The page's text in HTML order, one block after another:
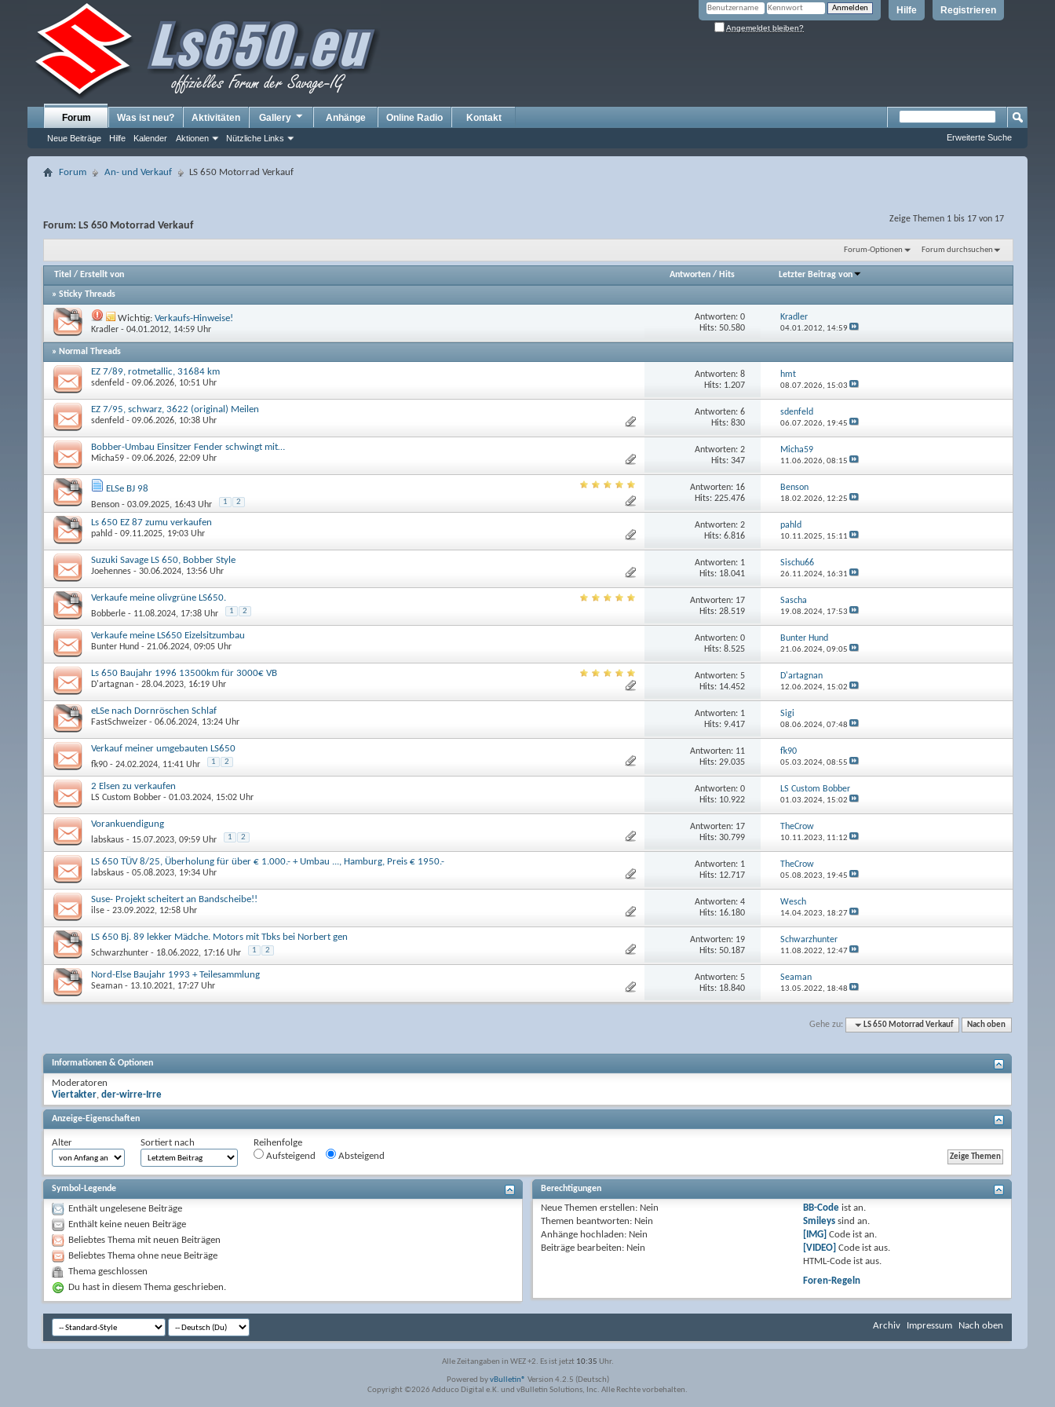
Registrieren
Hilfe
Angemeldet bleiben?
Forum
Neue Beiträge Hilfe Kalender Aktionen Nützliche Links
Was ist neu? Aktivitäten Gallery Anhänge Online Radio Kontakt
Erweiterte Suche
Forum An- und Verkauf LS 650 Motorrad Verkauf
Zeige Themen 1 bis 17 von 17
Forum: LS 650 Motorrad Verkauf
Forum-Optionen Forum durchsuchen
Titel / Erstellt von Antworten/ Hits Letzter Beitrag von
» Sticky Threads
Wichtig: Verkaufs-Hinweise!
Kradler - 04.01.2012, 14:59 Uhr
Antworten: 0
Hits: 50.580
Kradler
04.01.2012, 14:59
» Normal Threads
EZ 7/89, rotmetallic, 31684 km
sdenfeld - 09.06.2026, 10:51 Uhr
Antworten: 8
Hits: 1.207
hmt
08.07.2026, 15:03
EZ 7/95, schwarz, 3622 (original) Meilen
sdenfeld - 09.06.2026, 10:38 Uhr
Antworten: 6
Hits: 830
sdenfeld
06.07.2026, 19:45
Bobber-Umbau Einsitzer Fender schwingt mit…
Micha59 - 09.06.2026, 22:09 Uhr
Antworten: 2
Hits: 347
Micha59
11.06.2026, 08:15
ELSe BJ 98
Benson - 03.09.2025, 16:43 Uhr 1 2
Antworten: 16
Hits: 225.476
Benson
18.02.2026, 12:25
Ls 650 EZ 87 zumu verkaufen
pahld - 09.11.2025, 19:03 Uhr
Antworten: 2
Hits: 6.816
pahld
10.11.2025, 15:11
Suzuki Savage LS 650, Bobber Style
Joehennes - 30.06.2024, 13:56 Uhr
Antworten: 1
Hits: 18.041
Sischu66
26.11.2024, 16:31
Verkaufe meine olivgrüne LS650.
Bobberle - 11.08.2024, 17:38 Uhr 1 2
Antworten: 17
Hits: 28.519
Sascha
19.08.2024, 17:53
Verkaufe meine LS650 Eizelsitzumbau
Bunter Hund - 21.06.2024, 09:05 Uhr
Antworten: 0
Hits: 8.525
Bunter Hund
21.06.2024, 09:05
Ls 650 Baujahr 1996 13500km für 3000€ VB
D'artagnan - 28.04.2023, 16:19 Uhr
Antworten: 5
Hits: 14.452
D'artagnan
12.06.2024, 15:02
eLSe nach Dornröschen Schlaf
FastSchweizer - 06.06.2024, 13:24 Uhr
Antworten: 1
Hits: 9.417
Sigi
08.06.2024, 07:48
Verkauf meiner umgebauten LS650
fk90 - 24.02.2024, 11:41 Uhr 1 2
Antworten: 11
Hits: 29.035
fk90
05.03.2024, 08:55
2 Elsen zu verkaufen
LS Custom Bobber - 01.03.2024, 15:02 Uhr
Antworten: 0
Hits: 10.922
LS Custom Bobber
01.03.2024, 15:02
Vorankuendigung
labskaus - 15.07.2023, 09:59 Uhr 1 2
Antworten: 17
Hits: 30.799
TheCrow
10.11.2023, 11:12
LS 650 TÜV 8/25, Überholung für über € 1.000.- + Umbau ..., Hamburg, Preis € 1950.-
labskaus - 05.08.2023, 19:34 Uhr
Antworten: 1
Hits: 12.717
TheCrow
05.08.2023, 19:45
Suse- Projekt scheitert an Bandscheibe!!
ilse - 23.09.2022, 12:58 Uhr
Antworten: 4
Hits: 16.180
Wesch
14.04.2023, 18:27
LS 650 Bj. 89 lekker Mädche. Motors mit Tbks bei Norbert gen
Schwarzhunter - 18.06.2022, 17:16 Uhr 1 2
Antworten: 19
Hits: 50.187
Schwarzhunter
11.08.2022, 12:47
Nord-Else Baujahr 1993 + Teilesammlung
Seaman - 13.10.2021, 17:27 Uhr
Antworten: 5
Hits: 18.840
Seaman
13.05.2022, 18:48
Gehe zu: LS 650 Motorrad Verkauf Nach oben
Informationen & Optionen
Moderatoren
Viertakter, der-wirre-Irre
Anzeige-Eigenschaften
Alter Sortiert nach
Reihenfolge
Aufsteigend
Absteigend
Symbol-Legende
Enthält ungelesene Beiträge
Enthält keine neuen Beiträge
Beliebtes Thema mit neuen Beiträgen
Beliebtes Thema ohne neue Beiträge
Thema geschlossen
Du hast in diesem Thema geschrieben.
Berechtigungen
Neue Themen erstellen: Nein
Themen beantworten: Nein
Anhänge hochladen: Nein
Beiträge bearbeiten: Nein
BB-Code istan.
Smileys sindan.
[IMG] Code istan.
[VIDEO] Code istaus.
HTML-Code istaus.
Foren-Regeln
Archiv Impressum Nach oben
Alle Zeitangaben in WEZ +2. Es ist jetzt 10:35 Uhr.
Powered byvBulletin® Version 4.2.5 (Deutsch)
Copyright ©2026 Adduco Digital e.K. und vBulletin Solutions, Inc. Alle Rechte vorbehalten.